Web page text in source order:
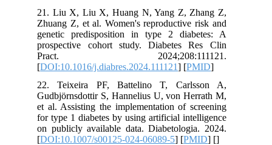
21. Liu X, Liu X, Huang N, Yang Z, Zhang Z,
Zhuang Z, et al. Women's reproductive risk and
genetic predisposition in type 2 diabetes: A
prospective cohort study. Diabetes Res Clin
Pract. 2024;208:111121.
[DOI:10.1016/j.diabres.2024.111121] [PMID
22. Teixeira PF, Battelino T, Carlsson A,
Gudbjörnsdottir S, Hannelius U, von Herrath M,
et al. Assisting the implementation of screening
for type 1 diabetes by using artificial intelligence
on publicly available data. Diabetologia. 2024.
[DOI:10.1007/s00125-024-06089-5] [PMID] [